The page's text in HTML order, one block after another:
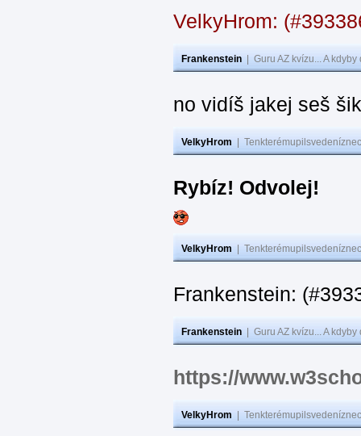
VelkyHrom:
Frankenstein Guru AZ kvízu... A
no vidíš jakej seš
VelkyHrom
Rybíz! Odvolej!
VelkyHrom
Frankenstein:
Frankenstein Guru AZ kvízu... A
https://
VelkyHrom